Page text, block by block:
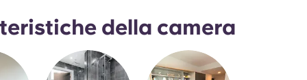
della camera